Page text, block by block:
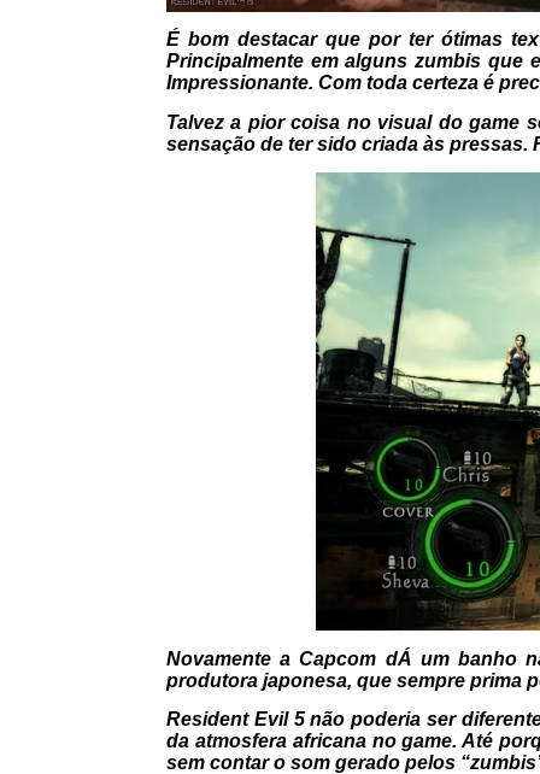
É bom destacar que por ter ótimas
Principalmente em alguns zumbis que
Impressionante. Com toda certeza é
Talvez a pior coisa no visual do game
sensação de ter sido criada às pressas.
Novamente a Capcom dÁ um banho
produtora japonesa, que sempre prima
Resident Evil 5 não poderia ser
da atmosfera africana no game. Até
sem contar o som gerado pelos